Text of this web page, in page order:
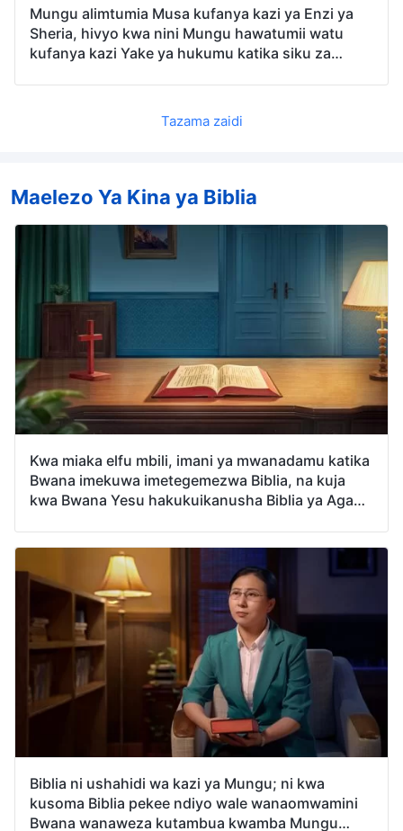
Mungu alimtumia Musa kufanya kazi ya Enzi ya
Sheria, hivyo kwa nini Mungu hawatumii watu
kufanya kazi Yake ya hukumu katika siku za
muhimu kati ya Mungu mwenye mwili na watu
ambao Mungu huwatumia?
Tazama zaidi
Maelezo Ya Kina ya Biblia
Kwa miaka elfu mbili, imani ya mwanadamu katika
Bwana imekuwa imetegemezwa Biblia, na kuja
kwa Bwana Yesu hakukuikanusha Biblia ya Agano
anayemkubali Mwenyezi Mungu atalenga kula na
kunywa maneno ya Mwenyezi Mungu na
aitasoma Biblia mara chache tena. Kile
ninachopenda kufuatilia ni, baada ya mtu
kuikubali kazi ya Mwenyezi Mungu katika siku za
mwisho, ni mtazamo gani sahihi hasa mtu anafaa
kuwa nao kwa Biblia, na mtu anafaa kuitumia kwa
jinsi gani? Imani ya mtu katika Mungu inafaa
itegemezwe nini ili mtu aitembee njia ya imani
katika Mungu na kupata wokovu wa Mungu?
Biblia ni ushahidi wa kazi ya Mungu; ni kwa
kusoma Biblia pekee ndiyo wale wanaomwamini
Bwana wanaweza kutambua kwamba Mungu